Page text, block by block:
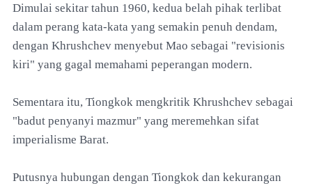
Dimulai sekitar tahun 1960, kedua belah pihak terlibat
dalam perang kata-kata yang semakin penuh dendam,
dengan Khrushchev menyebut Mao sebagai "revisionis
kiri" yang gagal memahami peperangan modern.
Sementara itu, Tiongkok mengkritik Khrushchev sebagai
"badut penyanyi mazmur" yang meremehkan sifat
imperialisme Barat.
Putusnya hubungan dengan Tiongkok dan kekurangan